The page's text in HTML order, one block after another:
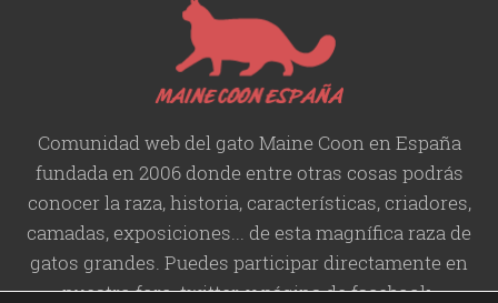
Comunidad web del gato Maine Coon en España
fundada en 2006 donde entre otras cosas podrás
conocer la raza, historia,características, criadores,
camadas, exposiciones... de esta magnífica raza de
gatos grandes. Puedes participar directamente en
nuestro foro, twitter, y página de facebook.